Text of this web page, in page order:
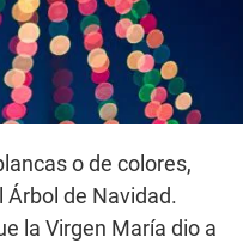
o de colores,
Árbol de Navidad.
la Virgen María dio a